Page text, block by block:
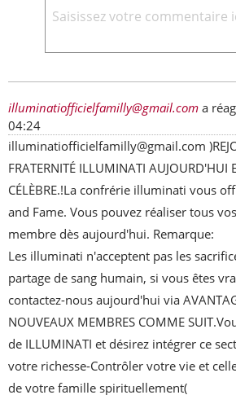
illuminatiofficielfamilly@gmail.com a
04:24
illuminatiofficielfamilly@gmail.com
FRATERNITÉ ILLUMINATI AUJOURD'HUI
CÉLÈBRE.!La confrérie illuminati vous
and Fame. Vous pouvez réaliser tous
membre dès aujourd'hui. Remarque:
Les illuminati n'acceptent pas les
partage de sang humain, si vous êtes
contactez-nous aujourd'hui via
NOUVEAUX MEMBRES COMME
de ILLUMINATI et désirez intégrer ce
votre richesse-Contrôler votre vie et
de votre famille spirituellement(